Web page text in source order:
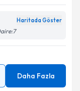
Haritada Göster
Daha Fazla